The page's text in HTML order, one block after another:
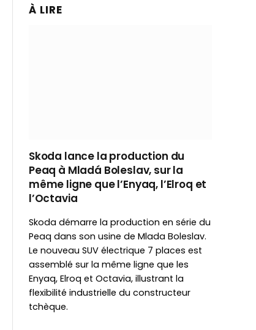
À LIRE
Skoda lance la production du
Peaq à Mladá Boleslav, sur la
même ligne que l’Enyaq, l’Elroq et
l’Octavia
Skoda démarre la production en série du
Peaq dans son usine de Mlada Boleslav.
Le nouveau SUV électrique 7 places est
assemblé sur la même ligne que les
Enyaq, Elroq et Octavia, illustrant la
flexibilité industrielle du constructeur
tchèque.